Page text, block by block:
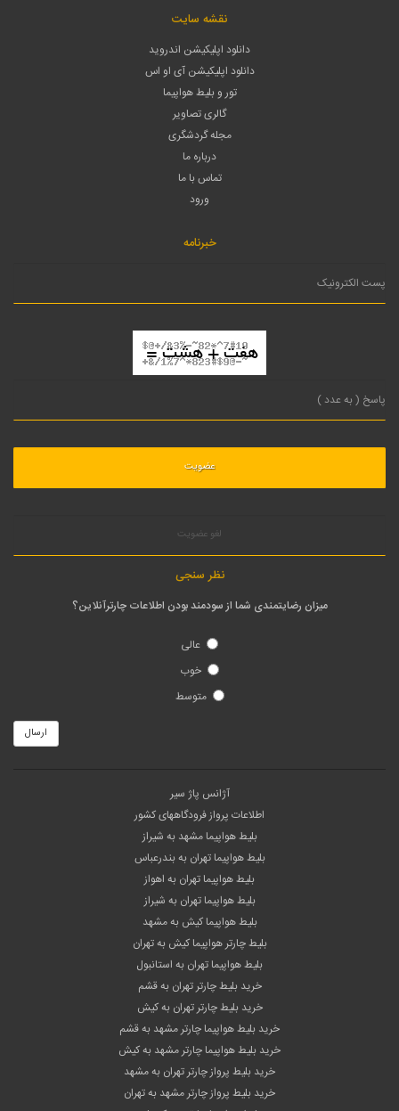
نقشه سایت
دانلود اپلیکیشن اندروید
دانلود اپلیکیشن آی او اس
تور و بلیط هواپیما
گالری تصاویر
مجله گردشگری
درباره ما
تماس با ما
ورود
خبرنامه
لغو عضویت
نظر سنجی
میزان رضایتمندی شما از سودمند بودن اطلاعات چارترآنلاین؟
عالی
خوب
متوسط
ارسال
آژانس پاژ سیر
اطلاعات پرواز فرودگاههای کشور
بلیط هواپیما مشهد به شیراز
بلیط هواپیما تهران به بندرعباس
بلیط هواپیما تهران به اهواز
بلیط هواپیما تهران به شیراز
بلیط هواپیما کیش به مشهد
بلیط چارتر هواپیما کیش به تهران
بلیط هواپیما تهران به استانبول
خرید بلیط چارتر تهران به قشم
خرید بلیط چارتر تهران به کیش
خرید بلیط هواپیما چارتر مشهد به قشم
خرید بلیط هواپیما چارتر مشهد به کیش
خرید بلیط پرواز چارتر تهران به مشهد
خرید بلیط پرواز چارتر مشهد به تهران